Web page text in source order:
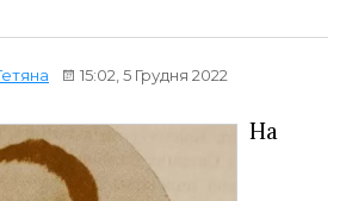
15:02, 5 Грудня 2022
На